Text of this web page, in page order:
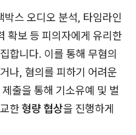
스 오디오 분석, 타임라인
확보 등 피의자에게 유리한
합니다. 이를 통해 무혐의
나, 혐의를 피하기 어려운
출을 통해 기소유예 및 벌
한형량 협상을 진행하게